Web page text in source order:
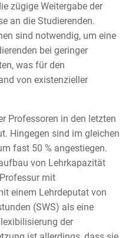
zügige Weitergabe der
an die Studierenden.
sind notwendig, um eine
bei geringer
was für den
von existenzieller
Professoren in den letzten
Hingegen sind im gleichen
fast 50 % angestiegen.
von Lehrkapazität
mit
einem Lehrdeputat von
(SWS) als eine
der